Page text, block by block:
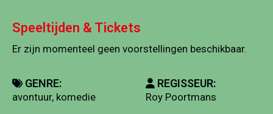
Speeltijden & Tickets
Er zijn momenteel geen voorstellingen beschikbaar.
GENRE:
avontuur, komedie
REGISSEUR:
Roy Poortmans